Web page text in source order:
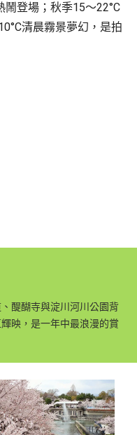
鬧登場；秋季15～22°C
清晨霧景夢幻，是拍
醍醐寺與淀川河川公園背
映，是一年中最浪漫的賞